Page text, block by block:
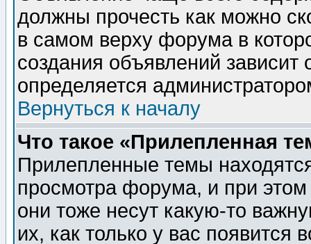
должны прочесть как можно
в самом верху форума в
создания объявлений зависит
определяется
Вернуться к началу
Что такое «Прилепленная
Прилепленные темы
просмотра форума, и при
они тоже несут какую-то
их, как только у вас появится